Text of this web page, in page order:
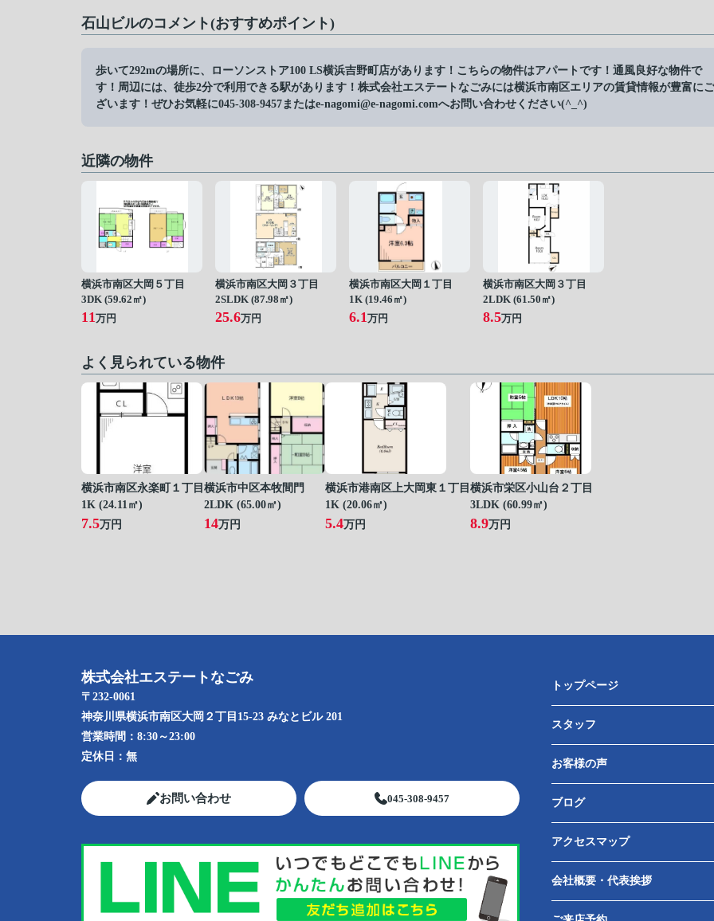
石山ビルのコメント(おすすめポイント)
歩いて292mの場所に、ローソンストア100 LS横浜吉野町店があります！こちらの物件はアパートです！通風良好な物件で
す！周辺には、徒歩2分で利用できる駅があります！株式会社エステートなごみには横浜市南区エリアの賃貸情報が豊富にご
ざいます！ぜひお気軽に045-308-9457またはe-nagomi@e-nagomi.comへお問い合わせください(^_^)
近隣の物件
横浜市南区大岡５丁目
3DK (59.62㎡)
11万円
横浜市南区大岡３丁目
2SLDK (87.98㎡)
25.6万円
横浜市南区大岡１丁目
1K (19.46㎡)
6.1万円
横浜市南区大岡３丁目
2LDK (61.50㎡)
8.5万円
よく見られている物件
横浜市南区永楽町１丁目
1K (24.11㎡)
7.5万円
横浜市中区本牧間門
2LDK (65.00㎡)
14万円
横浜市港南区上大岡東１丁目
1K (20.06㎡)
5.4万円
横浜市栄区小山台２丁目
3LDK (60.99㎡)
8.9万円
株式会社エステートなごみ
〒232-0061
神奈川県横浜市南区大岡２丁目15-23 みなとビル 201
営業時間： 8:30～23:00
定休日： 無
お問い合わせ 045-308-9457
トップページ
スタッフ
お客様の声
ブログ
アクセスマップ
会社概要・代表挨拶